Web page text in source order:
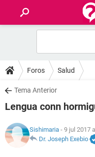
FOROS
SALUD
FAMILIA
NUTRICIÓN
Foros Salud
Tema Anterior
Lengua conn
Sishimaria - 9 jul 2017
Dr. Joseph Exebio